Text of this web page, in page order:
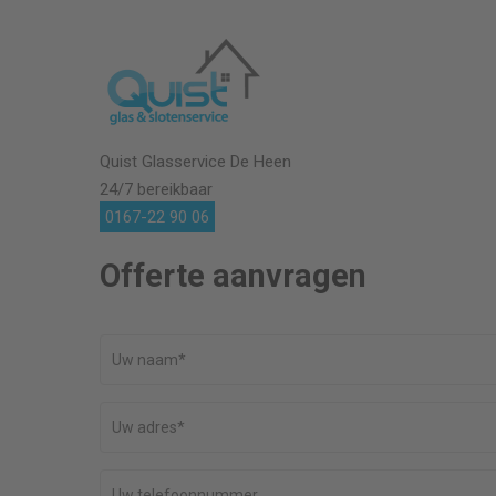
Quist Glasservice De Heen
24/7 bereikbaar
0167-22 90 06
Offerte aanvragen